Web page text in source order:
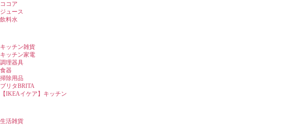
ココア
ジュース
飲料水
キッチン雑貨
キッチン家電
調理器具
食器
掃除用品
ブリタBRITA
【IKEAイケア】キッチン
生活雑貨